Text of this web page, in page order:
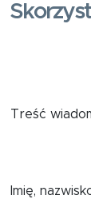
Treść
Imię,